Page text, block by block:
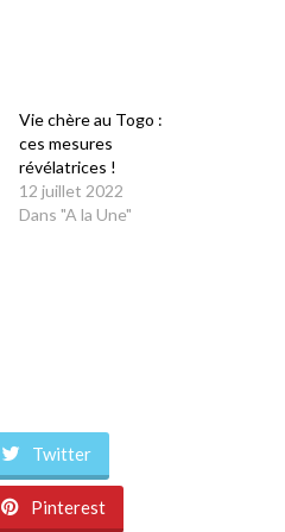
Vie chère au Togo :
ces mesures
révélatrices !
12 juillet 2022
Dans "A la Une"
Twitter
Pinterest